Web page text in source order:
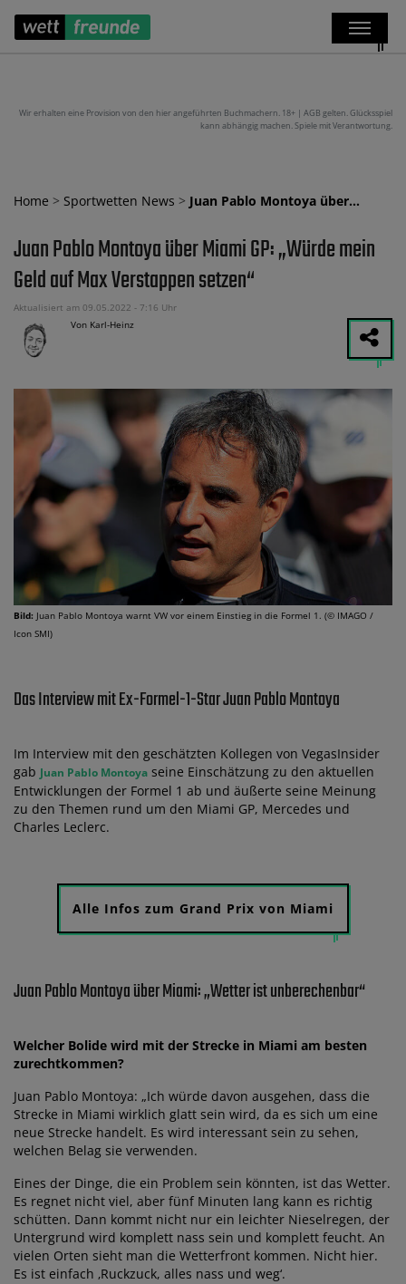
Wir erhalten eine Provision von den hier angeführten Buchmachern. 18+ | AGB gelten. Glücksspiel
kann abhängig machen. Spiele mit Verantwortung.
Home > Sportwetten News > Juan Pablo Montoya über…
Juan Pablo Montoya über Miami GP: „Würde mein
Geld auf Max Verstappen setzen“
Aktualisiert am 09.05.2022 - 7:16 Uhr
Von Karl-Heinz
Bild: Juan Pablo Montoya warnt VW vor einem Einstieg in die Formel 1. (© IMAGO /
Icon SMI)
Das Interview mit Ex-Formel-1-Star Juan Pablo Montoya
Im Interview mit den geschätzten Kollegen von VegasInsider
gab Juan Pablo Montoya seine Einschätzung zu den aktuellen
Entwicklungen der Formel 1 ab und äußerte seine Meinung
zu den Themen rund um den Miami GP, Mercedes und
Charles Leclerc.
Alle Infos zum Grand Prix von Miami
Juan Pablo Montoya über Miami: „Wetter ist unberechenbar“
Welcher Bolide wird mit der Strecke in Miami am besten
zurechtkommen?
Juan Pablo Montoya: „Ich würde davon ausgehen, dass die
Strecke in Miami wirklich glatt sein wird, da es sich um eine
neue Strecke handelt. Es wird interessant sein zu sehen,
welchen Belag sie verwenden.
Eines der Dinge, die ein Problem sein könnten, ist das Wetter.
Es regnet nicht viel, aber fünf Minuten lang kann es richtig
schütten. Dann kommt nicht nur ein leichter Nieselregen, der
Untergrund wird komplett nass sein und komplett feucht. An
vielen Orten sieht man die Wetterfront kommen. Nicht hier.
Es ist einfach ‚Ruckzuck, alles nass und weg‘.